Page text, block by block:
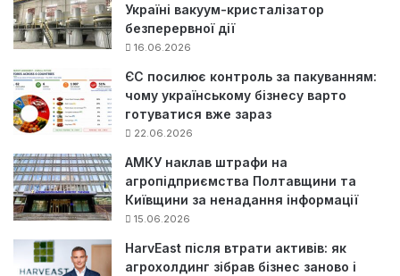
Україні вакуум-кристалізатор
безперервної дії
16.06.2026
ЄС посилює контроль за пакуванням:
чому українському бізнесу варто
готуватися вже зараз
22.06.2026
АМКУ наклав штрафи на
агропідприємства Полтавщини та
Київщини за ненадання інформації
15.06.2026
HarvEast після втрати активів: як
агрохолдинг зібрав бізнес заново і